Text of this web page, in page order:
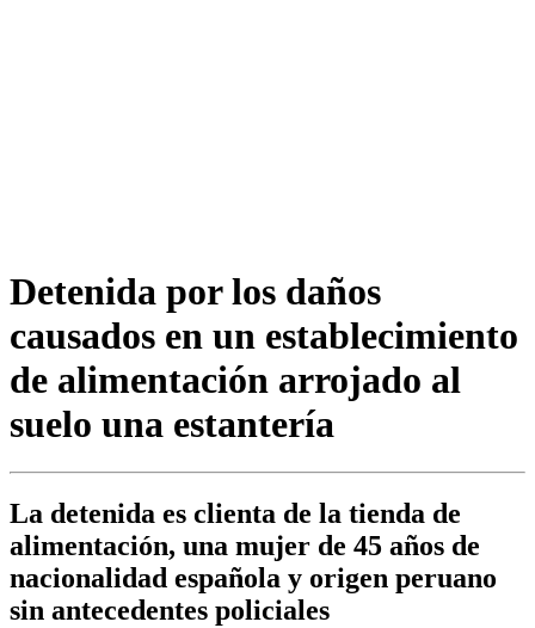
Detenida por los daños
causados en un establecimiento
de alimentación arrojado al
suelo una estantería
La detenida es clienta de la tienda de
alimentación, una mujer de 45 años de
nacionalidad española y origen peruano
sin antecedentes policiales